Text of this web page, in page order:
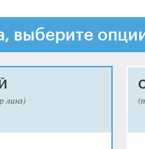
выберите
линз)